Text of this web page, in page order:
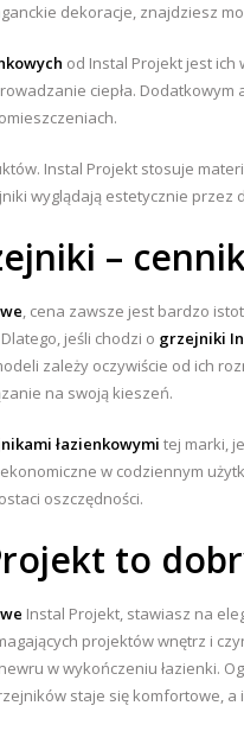
dekoracje, znajdziesz
od Instal Projekt jest ich
ciepła.
Instal Projekt stosuje
wyglądają estetycznie przez
–
, cena zawsze jest bardzo
jeśli chodzi o grzejniki
zależy oczywiście od ich
na swoją kieszeń.
łazienkowymi tej marki,
w codziennym
oszczędności.
to
Instal Projekt, stawiasz na
projektów wnętrz i
w wykończeniu łazienki.
staje się komfortowe,